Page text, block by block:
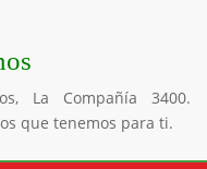
La Compañía 3400.
que tenemos para ti.